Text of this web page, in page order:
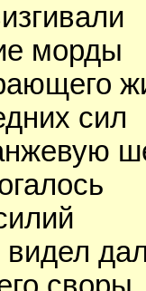
морды
сил